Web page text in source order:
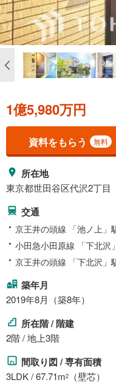
1億5,980万円
資料をもらう 無料
所在地
東京都世田谷区代沢2丁目
交通
京王井の頭線 「池ノ上」
小田急小田原線 「下北沢
京王井の頭線 「下北沢」
築年月
2019年8月（築8年）
所在階 / 階建
2階 / 地上3階
間取り図 / 専有面積
3LDK / 67.71m2 （壁芯）